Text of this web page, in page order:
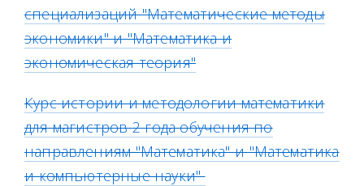
специализаций "Математические методы
экономики" и "Математика и
экономическая теория"
Курс истории и методологии математики
для магистров 2 года обучения по
направлениям "Математика" и "Математика
и компьютерные науки"